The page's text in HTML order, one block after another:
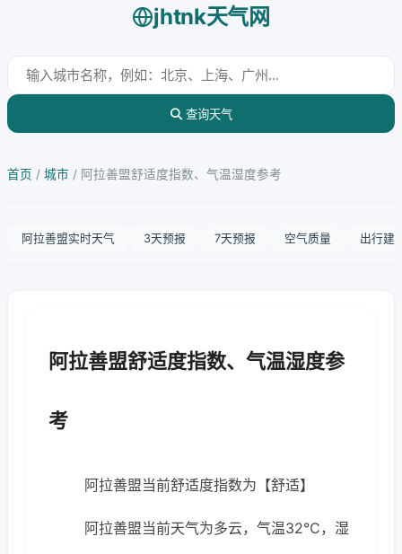
jhtnk天气网
查询天气
首页 / 城市 / 阿拉善盟舒适度指数、气温湿度参考
阿拉善盟实时天气 3天预报 7天预报 空气质量 出行建
阿拉善盟舒适度指数、气温湿度参
考
阿拉善盟当前舒适度指数为【舒适】
阿拉善盟当前天气为多云，气温32℃，湿